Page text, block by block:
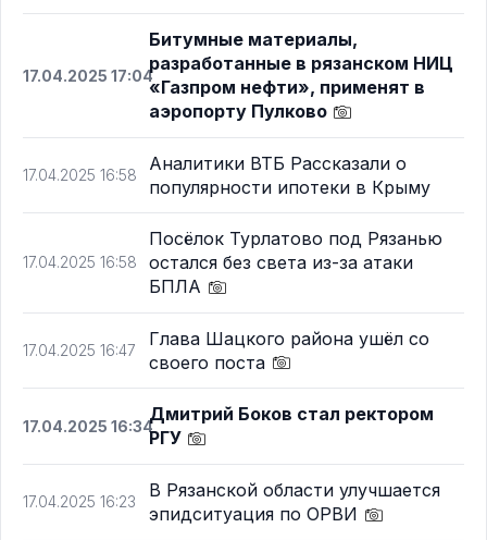
17.04.2025 17:04
Битумные материалы,
разработанные в рязанском НИЦ
«Газпром нефти», применят в
аэропорту Пулково
17.04.2025 16:58
Аналитики ВТБ Рассказали о
популярности ипотеки в Крыму
17.04.2025 16:58
Посёлок Турлатово под Рязанью
остался без света из-за атаки
БПЛА
17.04.2025 16:47
Глава Шацкого района ушёл со
своего поста
17.04.2025 16:34
Дмитрий Боков стал ректором
РГУ
17.04.2025 16:23
В Рязанской области улучшается
эпидситуация по ОРВИ